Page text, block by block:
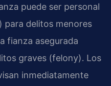
puede ser personal
para delitos menores
fianza asegurada
graves (felony). Los
inmediatamente